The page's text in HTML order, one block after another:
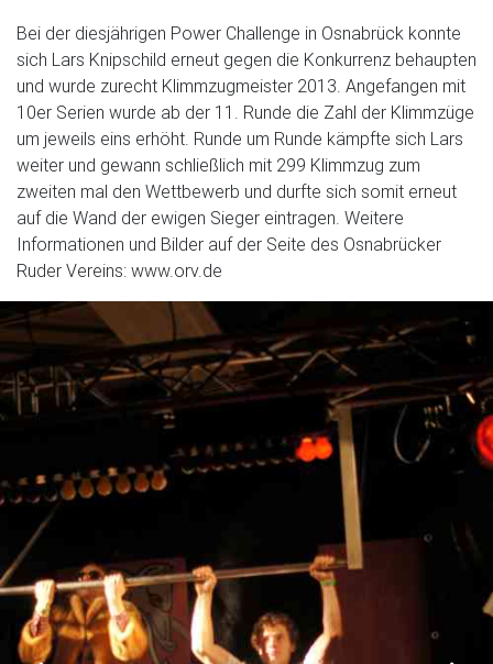
Bei der diesjährigen Power Challenge in Osnabrück konnte
sich Lars Knipschild erneut gegen die Konkurrenz behaupten
und wurde zurecht Klimmzugmeister 2013. Angefangen mit
10er Serien wurde ab der 11. Runde die Zahl der Klimmzüge
um jeweils eins erhöht. Runde um Runde kämpfte sich Lars
weiter und gewann schließlich mit 299 Klimmzug zum
zweiten mal den Wettbewerb und durfte sich somit erneut
auf die Wand der ewigen Sieger eintragen. Weitere
Informationen und Bilder auf der Seite des Osnabrücker
Ruder Vereins: www.orv.de